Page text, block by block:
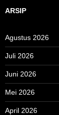
ARSIP
Agustus 2026
Juli 2026
Juni 2026
Mei 2026
April 2026